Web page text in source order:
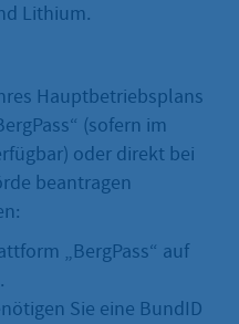
Lithium.
Hauptbetriebsplans
(sofern im
oder direkt bei
beantragen
„BergPass“ auf
Sie eine BundID